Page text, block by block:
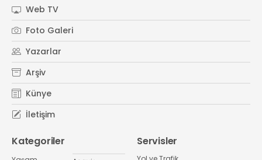
Web TV
Foto Galeri
Yazarlar
Arşiv
Künye
İletişim
Kategoriler Servisler